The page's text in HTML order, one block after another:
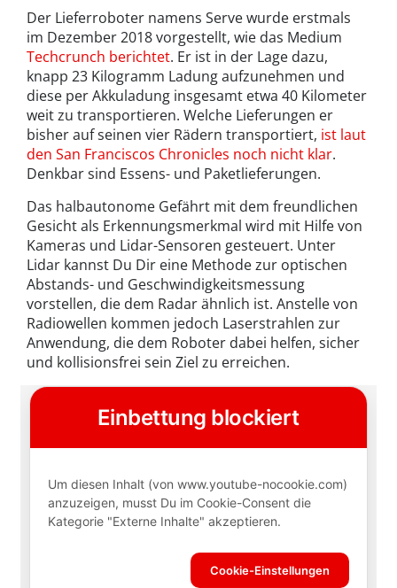
Der Lieferroboter namens Serve wurde erstmals
im Dezember 2018 vorgestellt, wie das Medium
Techcrunch berichtet. Er ist in der Lage dazu,
knapp 23 Kilogramm Ladung aufzunehmen und
diese per Akkuladung insgesamt etwa 40 Kilometer
weit zu transportieren. Welche Lieferungen er
bisher auf seinen vier Rädern transportiert, ist laut
den San Franciscos Chronicles noch nicht klar.
Denkbar sind Essens- und Paketlieferungen.
Das halbautonome Gefährt mit dem freundlichen
Gesicht als Erkennungsmerkmal wird mit Hilfe von
Kameras und Lidar-Sensoren gesteuert. Unter
Lidar kannst Du Dir eine Methode zur optischen
Abstands- und Geschwindigkeitsmessung
vorstellen, die dem Radar ähnlich ist. Anstelle von
Radiowellen kommen jedoch Laserstrahlen zur
Anwendung, die dem Roboter dabei helfen, sicher
und kollisionsfrei sein Ziel zu erreichen.